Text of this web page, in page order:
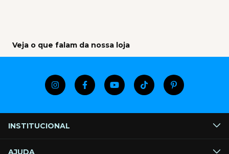
Veja o que falam da nossa loja
INSTITUCIONAL
AJUDA